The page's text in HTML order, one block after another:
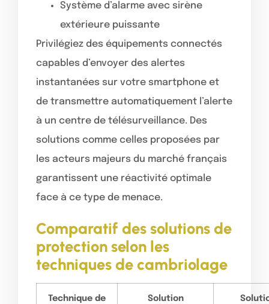
Système d’alarme avec sirène
extérieure puissante
Privilégiez des équipements connectés
capables d’envoyer des alertes
instantanées sur votre smartphone et
de transmettre automatiquement l’alerte
à un centre de télésurveillance. Des
solutions comme celles proposées par
les acteurs majeurs du marché français
garantissent une réactivité optimale
face à ce type de menace.
Comparatif des solutions de
protection selon les
techniques de cambriolage
Technique de
Solution